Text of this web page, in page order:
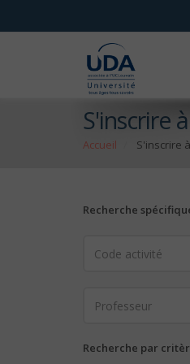
S'inscrire
Accueil S'inscrire
Recherche
Recherche par